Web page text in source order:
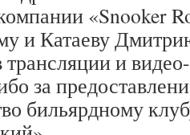
«Snooker
и Катаеву
трансляции и
за
бильярдному